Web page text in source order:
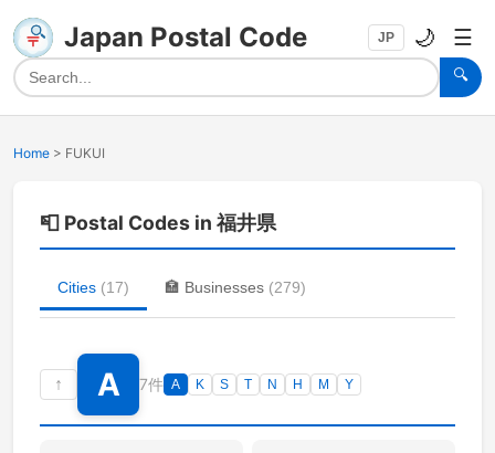
Japan Postal Code
🔍
JP 🌙 ☰
Home > FUKUI
📮 Postal Codes in 福井県
Cities (17) 🏣 Businesses (279)
↑ A 7件 A K S T N H M Y